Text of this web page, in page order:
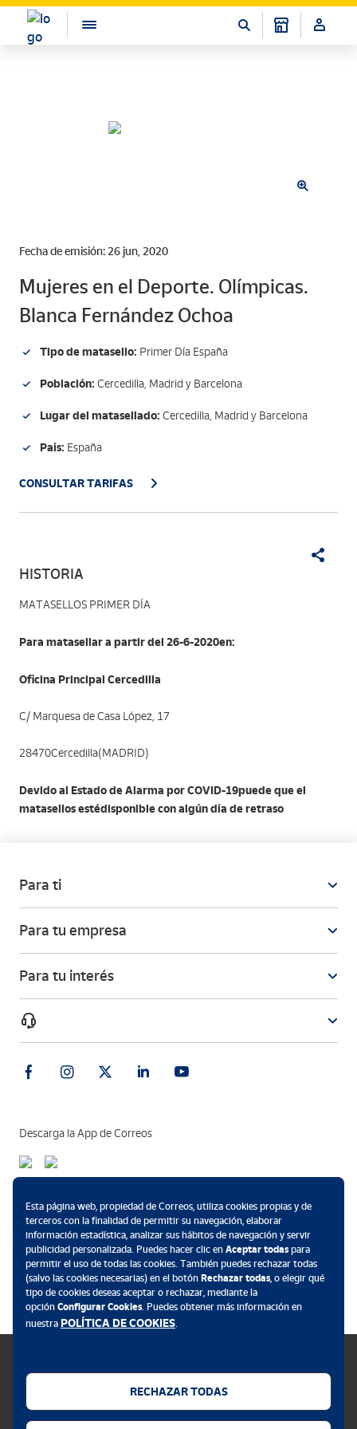
Fecha de emisión: 26 jun, 2020
Mujeres en el Deporte. Olímpicas.
Blanca Fernández Ochoa
Tipo de matasello: Primer Día España
Población: Cercedilla, Madrid y Barcelona
Lugar del matasellado: Cercedilla, Madrid y Barcelona
País: España
CONSULTAR TARIFAS
HISTORIA
MATASELLOS PRIMER DÍA
Para matasellar a partir del 26-6-2020en:
Oficina Principal Cercedilla
C/ Marquesa de Casa López, 17
28470Cercedilla(MADRID)
Devido al Estado de Alarma por COVID-19puede que el
matasellos estédisponible con algún día de retraso
Para ti
Para tu empresa
Para tu interés
Descarga la App de Correos
Política de cookies
Esta página web, propiedad de Correos, utiliza cookies propias y de
terceros con la finalidad de permitir su navegación, elaborar
información estadística, analizar sus hábitos de navegación y servir
publicidad personalizada. Puedes hacer clic en Aceptar todaspara
permitir el uso de todas las cookies. También puedes rechazar todas
(salvo las cookies necesarias) en el botón Rechazar todas, o elegir qué
tipo de cookies deseas aceptar o rechazar, mediante la
opción Configurar Cookies. Puedes obtener más información en
nuestra POLÍTICA DE COOKIES.
RECHAZAR TODAS